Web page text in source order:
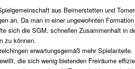
aus Beimerstetten und
an. Da man in einer ungewohnten
sich die SGM, schnellen Zusammenhalt in
zu können.
erwartungsgemäß mehr
die sich wenig bietenden Freiräume